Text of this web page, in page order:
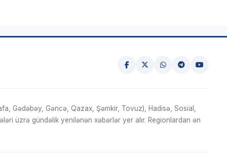
Gədəbəy, Gəncə, Qazax, Şəmkir, Tovuz), Hadisə, Sosial,
üzrə gündəlik yenilənən xəbərlər yer alır. Regionlardan ən